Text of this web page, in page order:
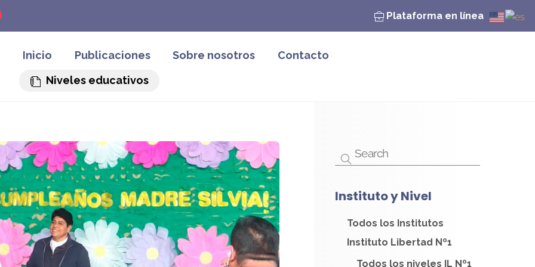
Plataforma en línea
Inicio Publicaciones Sobre nosotros Contacto
Niveles educativos
Instituto y Nivel
Todos los Institutos
Instituto Libertad Nº1
Todos los niveles IL Nº1